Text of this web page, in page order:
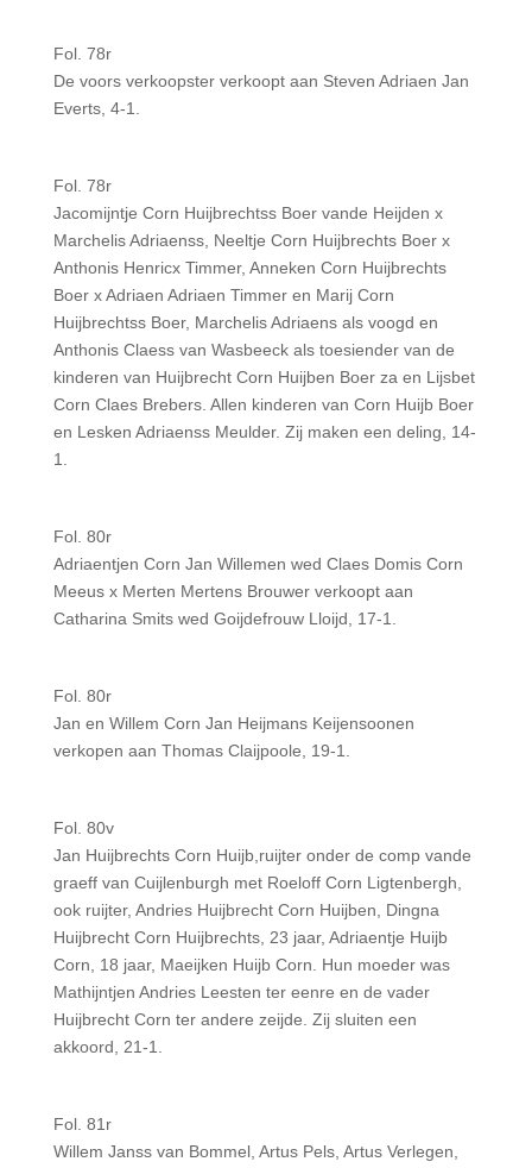
Fol. 78r
De voors verkoopster verkoopt aan Steven Adriaen Jan
Everts, 4-1.
Fol. 78r
Jacomijntje Corn Huijbrechtss Boer vande Heijden x
Marchelis Adriaenss, Neeltje Corn Huijbrechts Boer x
Anthonis Henricx Timmer, Anneken Corn Huijbrechts
Boer x Adriaen Adriaen Timmer en Marij Corn
Huijbrechtss Boer, Marchelis Adriaens als voogd en
Anthonis Claess van Wasbeeck als toesiender van de
kinderen van Huijbrecht Corn Huijben Boer za en Lijsbet
Corn Claes Brebers. Allen kinderen van Corn Huijb Boer
en Lesken Adriaenss Meulder. Zij maken een deling, 14-
1.
Fol. 80r
Adriaentjen Corn Jan Willemen wed Claes Domis Corn
Meeus x Merten Mertens Brouwer verkoopt aan
Catharina Smits wed Goijdefrouw Lloijd, 17-1.
Fol. 80r
Jan en Willem Corn Jan Heijmans Keijensoonen
verkopen aan Thomas Claijpoole, 19-1.
Fol. 80v
Jan Huijbrechts Corn Huijb,ruijter onder de comp vande
graeff van Cuijlenburgh met Roeloff Corn Ligtenbergh,
ook ruijter, Andries Huijbrecht Corn Huijben, Dingna
Huijbrecht Corn Huijbrechts, 23 jaar, Adriaentje Huijb
Corn, 18 jaar, Maeijken Huijb Corn. Hun moeder was
Mathijntjen Andries Leesten ter eenre en de vader
Huijbrecht Corn ter andere zeijde. Zij sluiten een
akkoord, 21-1.
Fol. 81r
Willem Janss van Bommel, Artus Pels, Artus Verlegen,